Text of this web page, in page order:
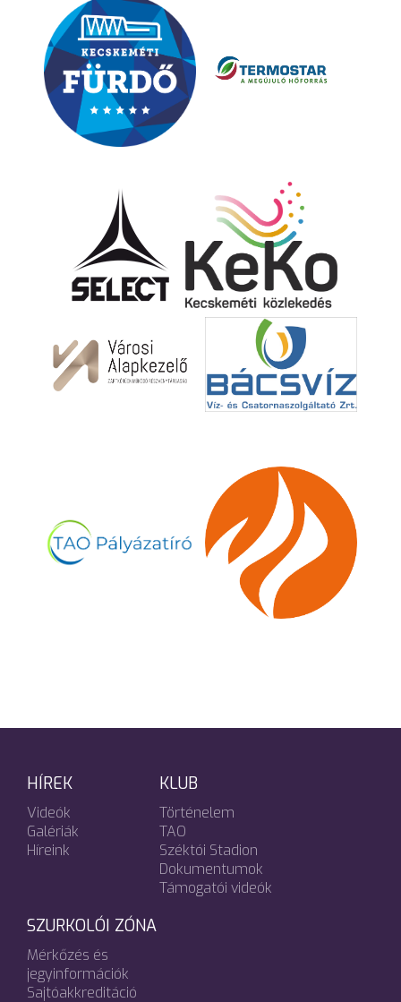
HÍREK
Videók
Galériák
Híreink
KLUB
Történelem
TAO
Széktói Stadion
Dokumentumok
Támogatói videók
SZURKOLÓI ZÓNA
Mérkőzés és
jegyinformációk
Sajtóakkreditáció